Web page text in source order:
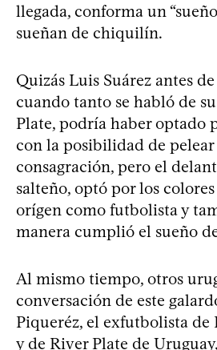
llegada, conforma un
sueñan de chiquilín.
Quizás Luis Suárez antes
cuando tanto se habló de
Plate, podría haber optado
con la posibilidad de pelear
consagración, pero el
salteño, optó por los
orígen como futbolista y
manera cumplió el sueño
Al mismo tiempo, otros
conversación de este
Piqueréz, el exfutbolista de
y de River Plate de